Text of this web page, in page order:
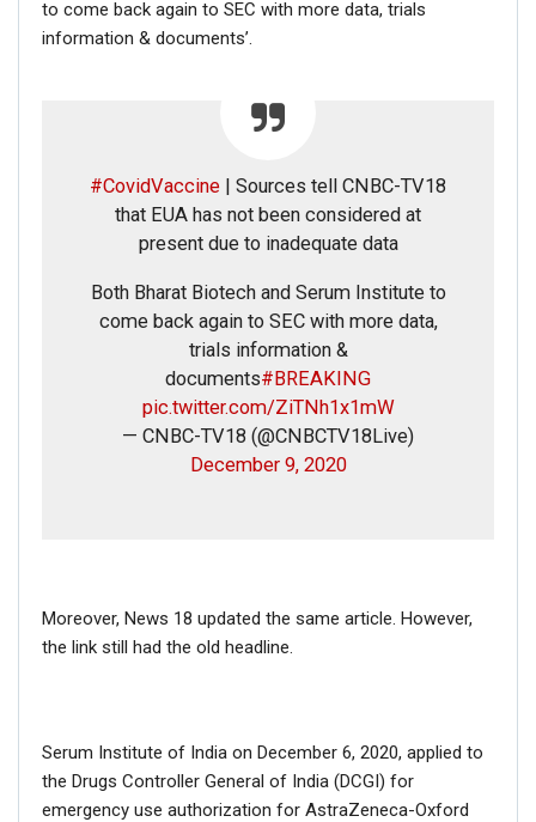
to come back again to SEC with more data, trials
information & documents’.
#CovidVaccine | Sources tell CNBC-TV18
that EUA has not been considered at
present due to inadequate data
Both Bharat Biotech and Serum Institute to
come back again to SEC with more data,
trials information &
documents#BREAKING
pic.twitter.com/ZiTNh1x1mW
— CNBC-TV18 (@CNBCTV18Live)
December 9, 2020
Moreover, News 18 updated the same article. However,
the link still had the old headline.
Serum Institute of India on December 6, 2020, applied to
the Drugs Controller General of India (DCGI) for
emergency use authorization for AstraZeneca-Oxford